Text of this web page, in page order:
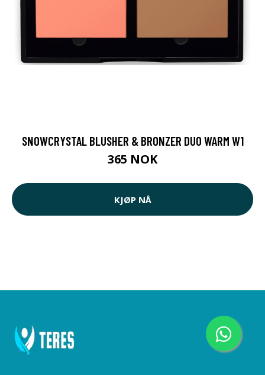
SNOWCRYSTAL BLUSHER & BRONZER DUO WARM W1
365 NOK
KJØP NÅ